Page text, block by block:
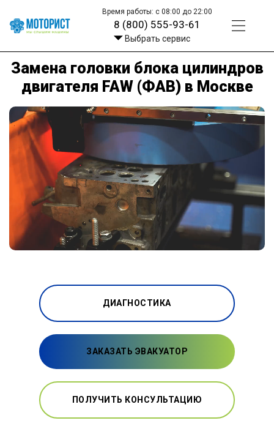
Время работы: с 08:00 до 22:00
8 (800) 555-93-61
Выбрать сервис
Замена головки блока цилиндров
двигателя FAW (ФАВ) в Москве
ДИАГНОСТИКА
ЗАКАЗАТЬ ЭВАКУАТОР
ПОЛУЧИТЬ КОНСУЛЬТАЦИЮ